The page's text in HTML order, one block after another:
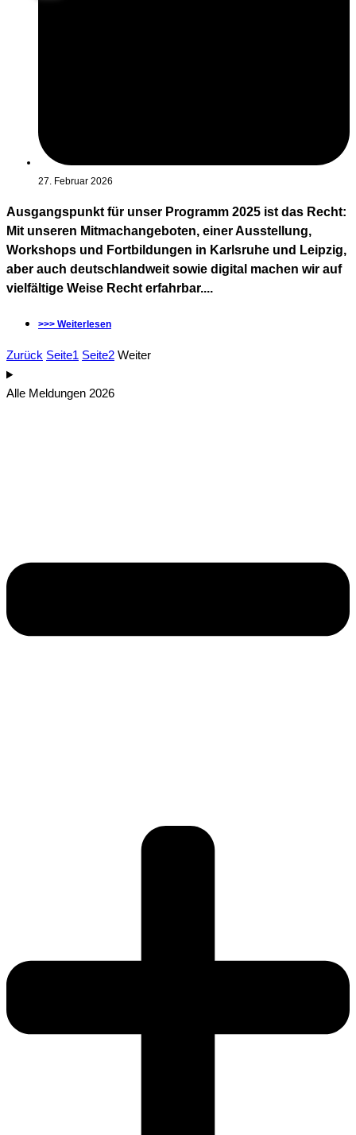
27. Februar 2026
Ausgangspunkt für unser Programm 2025 ist das Recht:
Mit unseren Mitmachangeboten, einer Ausstellung,
Workshops und Fortbildungen in Karlsruhe und Leipzig,
aber auch deutschlandweit sowie digital machen wir auf
vielfältige Weise Recht erfahrbar....
>>> Weiterlesen
Zurück Seite1 Seite2 Weiter
Alle Meldungen 2026